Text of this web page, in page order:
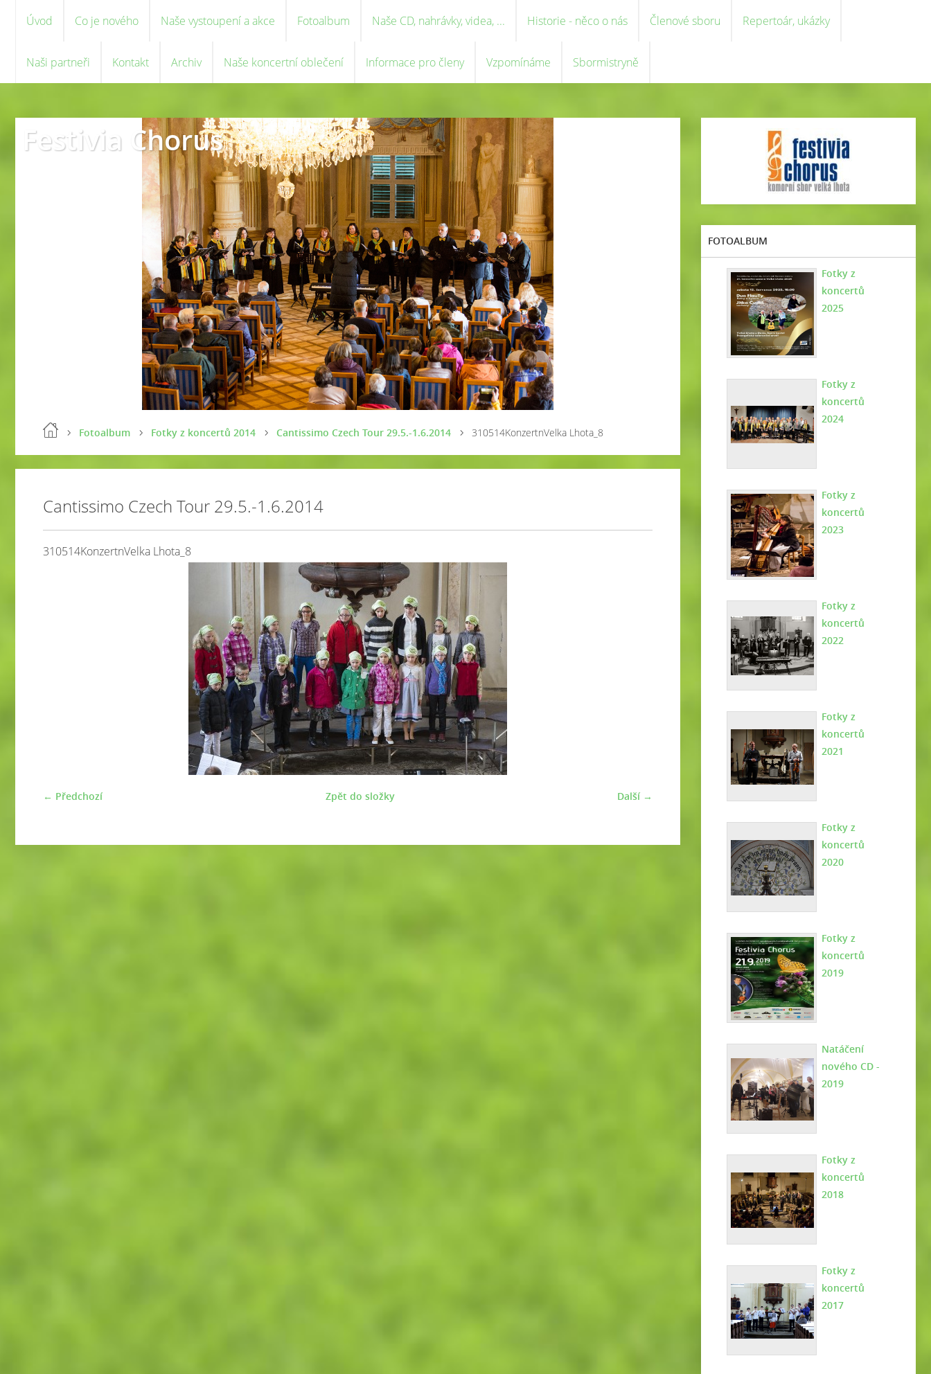
Úvod Co je nového Naše vystoupení a akce Fotoalbum Naše CD, nahrávky, videa, ... Historie - něco o nás Členové sboru Repertoár, ukázky
Naši partneři Kontakt Archiv Naše koncertní oblečení Informace pro členy Vzpomínáme Sbormistryně
Festivia Chorus
Fotoalbum Fotky z koncertů 2014 Cantissimo Czech Tour 29.5.-1.6.2014 310514KonzertnVelka Lhota_8
Cantissimo Czech Tour 29.5.-1.6.2014
310514KonzertnVelka Lhota_8
← Předchozí Další →
Zpět do složky
FOTOALBUM
Fotky z
koncertů
2025
Fotky z
koncertů
2024
Fotky z
koncertů
2023
Fotky z
koncertů
2022
Fotky z
koncertů
2021
Fotky z
koncertů
2020
Fotky z
koncertů
2019
Natáčení
nového CD -
2019
Fotky z
koncertů
2018
Fotky z
koncertů
2017